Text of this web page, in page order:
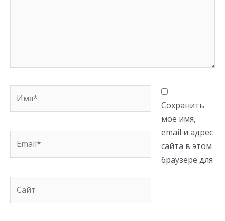
Сохранить
моё имя,
email и адрес
сайта в этом
браузере для